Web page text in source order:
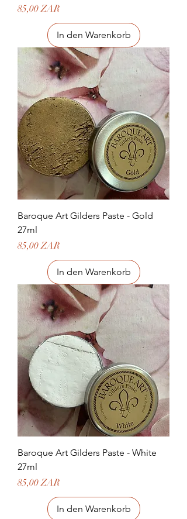
Preis
85,00 ZAR
In den Warenkorb
Baroque Art Gilders Paste - Gold
27ml
Preis
85,00 ZAR
In den Warenkorb
Baroque Art Gilders Paste - White
27ml
Preis
85,00 ZAR
In den Warenkorb